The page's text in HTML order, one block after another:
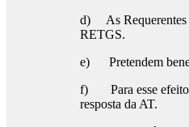
d) As Requerentes
RETGS.
e) Pretendem
f) Para esse efeito,
resposta da AT.